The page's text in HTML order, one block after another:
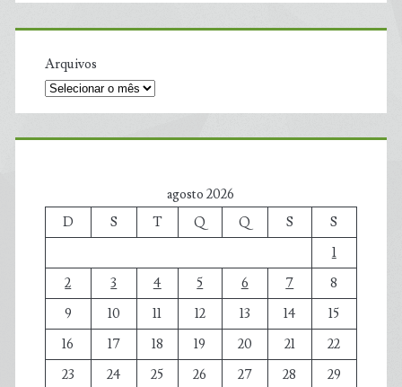
Arquivos
agosto 2026
D
S T Q Q S
S
1
2
3 4 5 6 7
8
9
10 11 12 13 14
15
16
17 18 19 20 21
22
23
24 25 26 27 28
29